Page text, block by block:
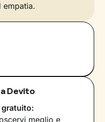
Devito
meglio e